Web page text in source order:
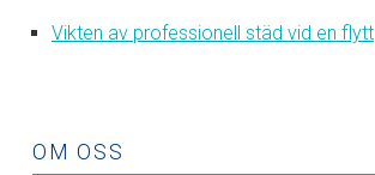
Vikten av professionell städ vid en flytt
OM OSS